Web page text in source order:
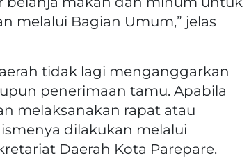
melalui Bagian Umum,” jelas
tidak lagi menganggarkan
penerimaan tamu. Apabila
melaksanakan rapat atau
dilakukan melalui
Daerah Kota Parepare.